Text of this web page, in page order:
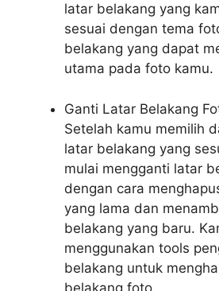
latar belakang yang
sesuai dengan tema
belakang yang dapat
utama pada foto kamu.
Ganti Latar Belakang
Setelah kamu memilih
latar belakang yang
mulai mengganti latar
dengan cara
yang lama dan
belakang yang baru.
menggunakan tools
belakang untuk
belakang foto.